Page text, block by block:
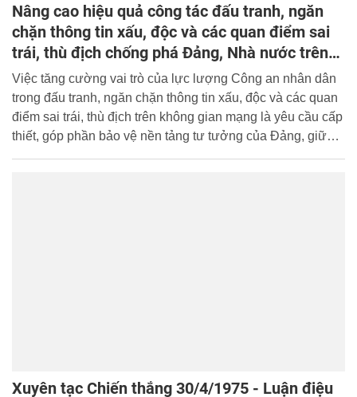
Nâng cao hiệu quả công tác đấu tranh, ngăn
chặn thông tin xấu, độc và các quan điểm sai
trái, thù địch chống phá Đảng, Nhà nước trên
không gian mạng của lực lượng Công an nhân
dân trong tình hình mới
Việc tăng cường vai trò của lực lượng Công an nhân dân
trong đấu tranh, ngăn chặn thông tin xấu, độc và các quan
điểm sai trái, thù địch trên không gian mạng là yêu cầu cấp
thiết, góp phần bảo vệ nền tảng tư tưởng của Đảng, giữ
Xuyên tạc Chiến thắng 30/4/1975 - Luận điệu